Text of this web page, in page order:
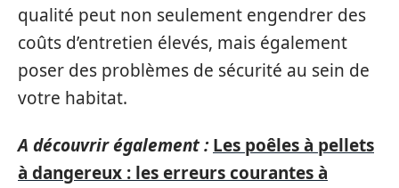
qualité peut non seulement engendrer des
coûts d’entretien élevés, mais également
poser des problèmes de sécurité au sein de
votre habitat.
A découvrir également : Les poêles à pellets
à dangereux : les erreurs courantes à